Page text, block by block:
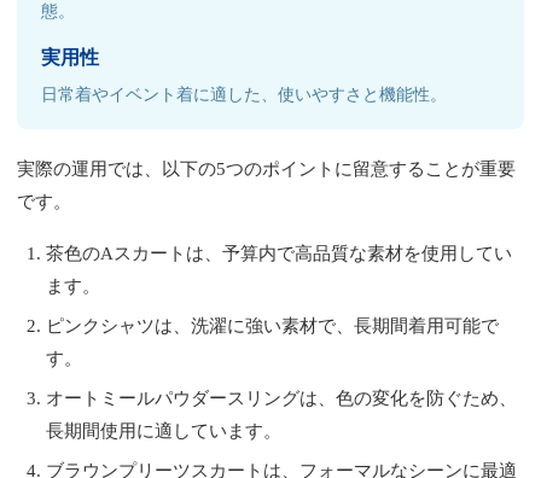
態。
実用性
日常着やイベント着に適した、使いやすさと機能性。
実際の運用では、以下の5つのポイントに留意することが重要
です。
茶色のAスカートは、予算内で高品質な素材を使用してい
ます。
ピンクシャツは、洗濯に強い素材で、長期間着用可能で
す。
オートミールパウダースリングは、色の変化を防ぐため、
長期間使用に適しています。
ブラウンプリーツスカートは、フォーマルなシーンに最適